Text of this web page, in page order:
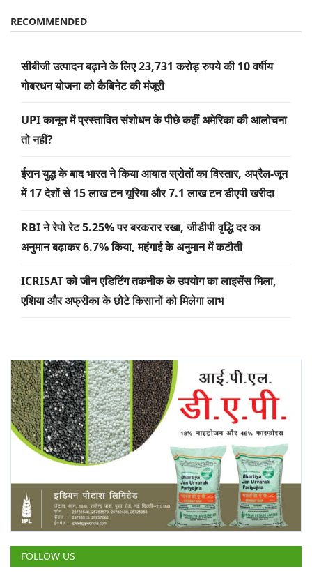
RECOMMENDED
सीबीजी उत्पादन बढ़ाने के लिए 23,731 करोड़ रुपये की 10 वर्षीय
गोबरधन योजना को कैबिनेट की मंजूरी
UPI कानून में प्रस्तावित संशोधन के पीछे कहीं अमेरिका की आलोचना
तो नहीं?
ईरान युद्ध के बाद भारत ने किया आयात स्रोतों का विस्तार, अप्रैल-जून
में 17 देशों से 15 लाख टन यूरिया और 7.1 लाख टन डीएपी खरीदा
RBI ने रेपो रेट 5.25% पर बरकरार रखा, जीडीपी वृद्धि दर का
अनुमान बढ़ाकर 6.7% किया, महंगाई के अनुमान में कटौती
ICRISAT को जीन एडिटिंग तकनीक के उपयोग का लाइसेंस मिला,
एशिया और अफ्रीका के छोटे किसानों को मिलेगा लाभ
FOLLOW US